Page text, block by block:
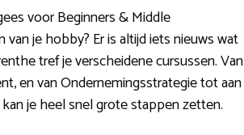
voor Beginners & Middle
je hobby? Er is altijd iets nieuws wat
tref je verscheidene cursussen. Van
en van Ondernemingsstrategie tot aan
je heel snel grote stappen zetten.